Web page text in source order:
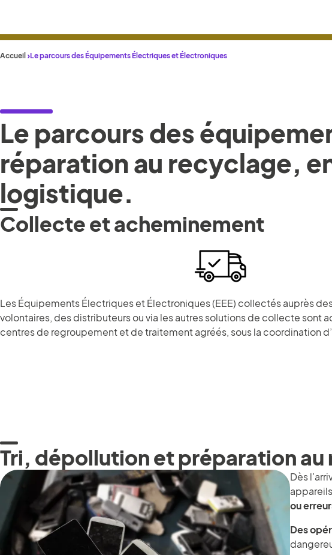
Accueil Le parcours des Équipements Électriques et Électroniques
Le parcours des
réparation au recyclage,
logistique.
Collecte et acheminement
Les Équipements Électriques et Électroniques (EEE) collectés auprès
volontaires, des distributeurs ou via les autres solutions de collecte sont
centres de regroupement et de traitement agréés, sous la coordination
Tri, dépollution et préparation
Dès
ou
Des